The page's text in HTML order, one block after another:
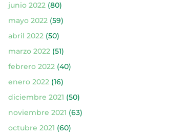
junio 2022(80)
mayo 2022(59)
abril 2022(50)
marzo 2022(51)
febrero 2022(40)
enero 2022(16)
diciembre 2021 (50)
noviembre 2021 (63)
octubre 2021 (60)